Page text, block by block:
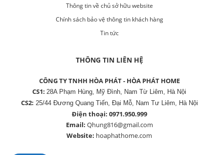
Thông tin về chủ sở hữu website
Chính sách bảo vệ thông tin khách hàng
Tin tức
THÔNG TIN LIÊN HỆ
CÔNG TY TNHH HÒA PHÁT - HÒA PHÁT HOME
CS1:28A Phạm Hùng, Mỹ Đình, Nam Từ Liêm, Hà Nội
CS2: 25/44 Đương Quang Tiến, Đại Mỗ, Nam Tư Liêm, Hà Nội
Điện thoại: 0971.950.999
Email: Qhung816@gmail.com
Website: hoaphathome.com